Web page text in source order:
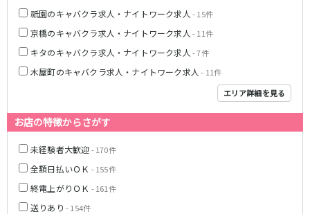
祇園のキャバクラ求人・ナイトワーク求人 - 15件
京橋のキャバクラ求人・ナイトワーク求人 - 11件
キタのキャバクラ求人・ナイトワーク求人 - 7件
木屋町のキャバクラ求人・ナイトワーク求人 - 11件
エリア詳細を見る
お店の特徴からさがす
未経験者大歓迎- 170件
全額日払いＯＫ - 155件
終電上がりＯＫ - 161件
送りあり - 154件
近鉄奈良線
JR紀勢本線(和歌山～和歌山市)
JR阪和線(天王寺～和歌山)